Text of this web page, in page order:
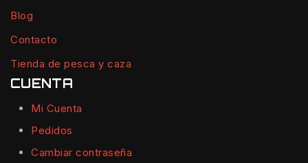
Blog
Contacto
Tienda de pesca y caza
CUENTA
Mi Cuenta
Pedidos
Cambiar contraseña